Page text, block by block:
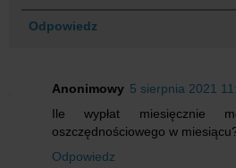
Odpowiedz
Anonimowy 5 sierpnia 2021
Ile wypłat miesięcznie
oszczędnościowego w
Odpowiedz